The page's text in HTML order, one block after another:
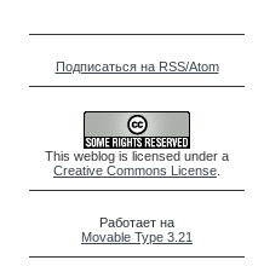
Подписаться на RSS/Atom
This weblog is licensed under a
Creative Commons License
Работает на
Movable Type 3.21